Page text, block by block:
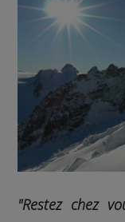
"Restez chez